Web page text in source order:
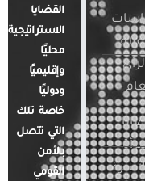
القضايا
الاستراتيجية
محليًا
وإقليميًا
ودوليًا
خاصة تلك
التي تتصل
بالأمن
القومي